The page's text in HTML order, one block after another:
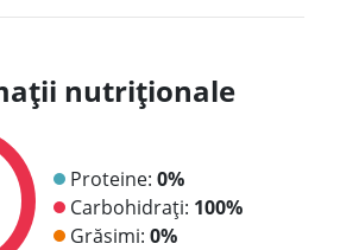
nutriționale
Proteine: 0%
Carbohidrați: 100%
Grăsimi: 0%